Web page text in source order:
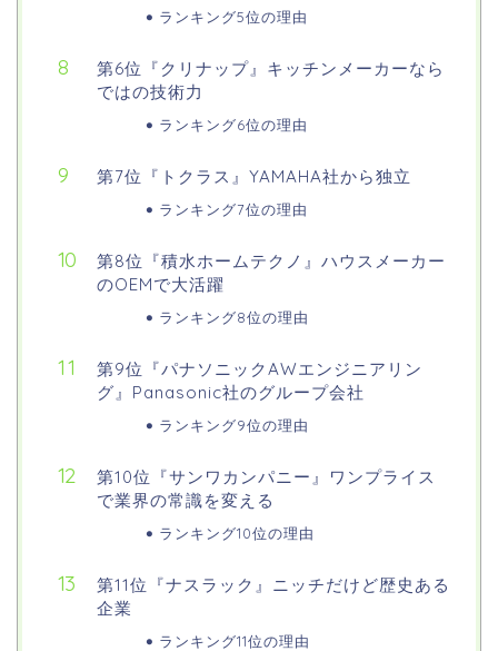
ランキング5位の理由
第6位『クリナップ』キッチンメーカーなら
ではの技術力
ランキング6位の理由
第7位『トクラス』YAMAHA社から独立
ランキング7位の理由
第8位『積水ホームテクノ』ハウスメーカー
のOEMで大活躍
ランキング8位の理由
第9位『パナソニックAWエンジニアリン
グ』Panasonic社のグループ会社
ランキング9位の理由
第10位『サンワカンパニー』ワンプライス
で業界の常識を変える
ランキング10位の理由
第11位『ナスラック』ニッチだけど歴史ある
企業
ランキング11位の理由